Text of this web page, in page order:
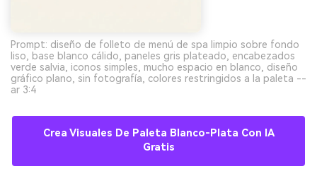
Prompt: diseño de folleto de menú de spa limpio sobre fondo
liso, base blanco cálido, paneles gris plateado, encabezados
verde salvia, iconos simples, mucho espacio en blanco, diseño
gráfico plano, sin fotografía, colores restringidos a la paleta --
ar 3:4
Crea Visuales De Paleta Blanco-Plata Con IA
Gratis